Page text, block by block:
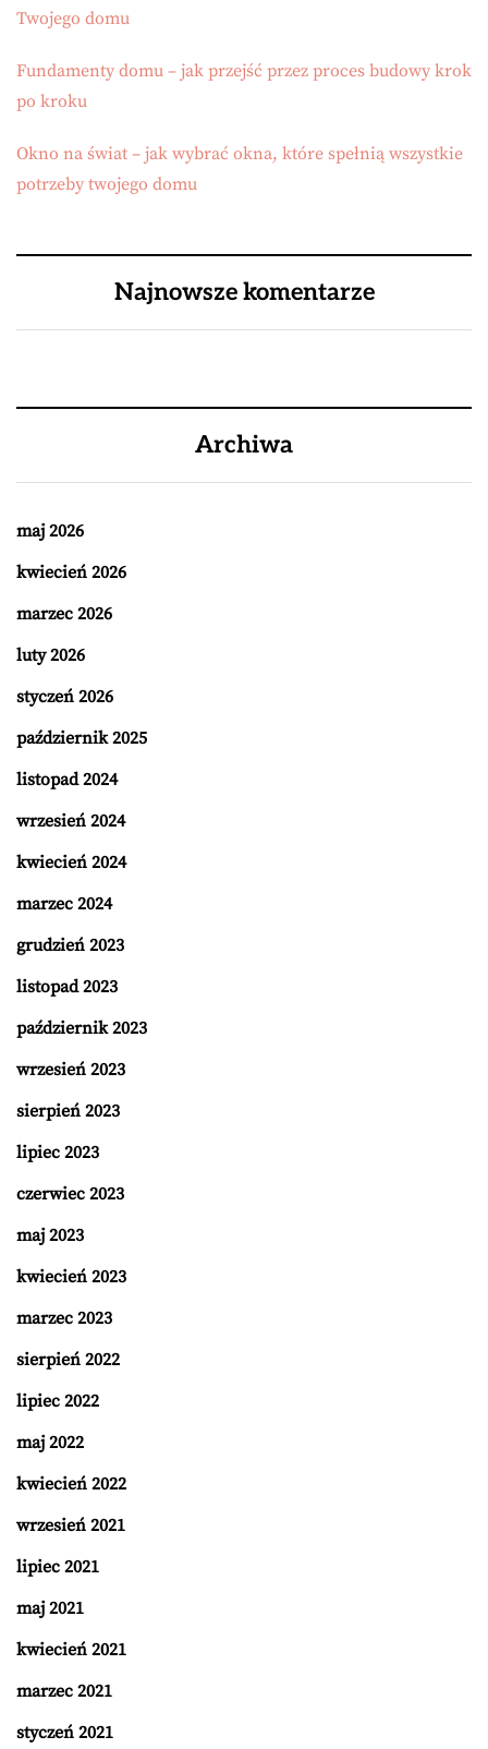
Twojego domu
Fundamenty domu – jak przejść przez proces budowy krok
po kroku
Okno na świat – jak wybrać okna, które spełnią wszystkie
potrzeby twojego domu
Najnowsze komentarze
Archiwa
maj 2026
kwiecień 2026
marzec 2026
luty 2026
styczeń 2026
październik 2025
listopad 2024
wrzesień 2024
kwiecień 2024
marzec 2024
grudzień 2023
listopad 2023
październik 2023
wrzesień 2023
sierpień 2023
lipiec 2023
czerwiec 2023
maj 2023
kwiecień 2023
marzec 2023
sierpień 2022
lipiec 2022
maj 2022
kwiecień 2022
wrzesień 2021
lipiec 2021
maj 2021
kwiecień 2021
marzec 2021
styczeń 2021